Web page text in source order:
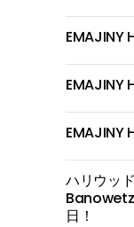
ハリウッ
日！